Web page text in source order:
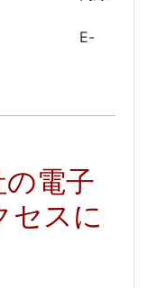
電子
セスに